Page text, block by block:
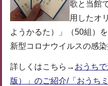
歌と当館
用したオ
ようかるた）」（50組）
新型コロナウイルスの感
詳しくはこちら→ おうち
版）」のご紹介/「おうち